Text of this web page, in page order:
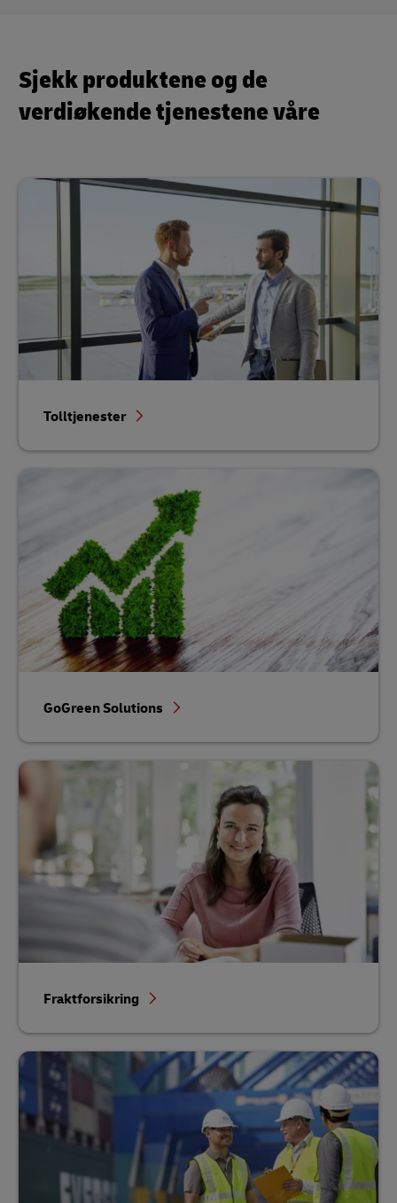
Sjekk produktene og de
verdiøkende tjenestene våre
Tolltjenester
GoGreen Solutions
Fraktforsikring